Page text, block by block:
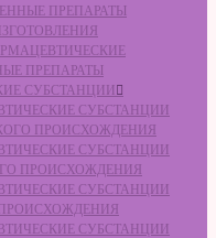
ПРЕПАРАТЫ
ПРЕПАРАТЫ
СУБСТАНЦИИ
СУБСТАНЦИИ
ПРОИСХОЖДЕНИЯ
СУБСТАНЦИИ
ПРОИСХОЖДЕНИЯ
СУБСТАНЦИИ
СУБСТАНЦИИ